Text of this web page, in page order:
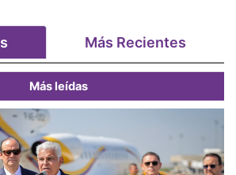
Más Recientes
Más leídas